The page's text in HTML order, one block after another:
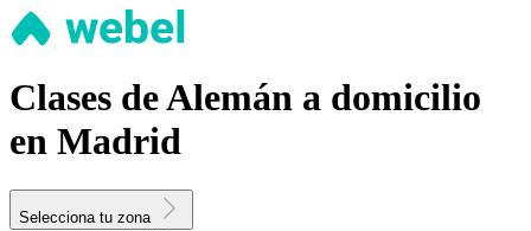
Clases de Alemán a domicilio
en Madrid
Selecciona tu zona